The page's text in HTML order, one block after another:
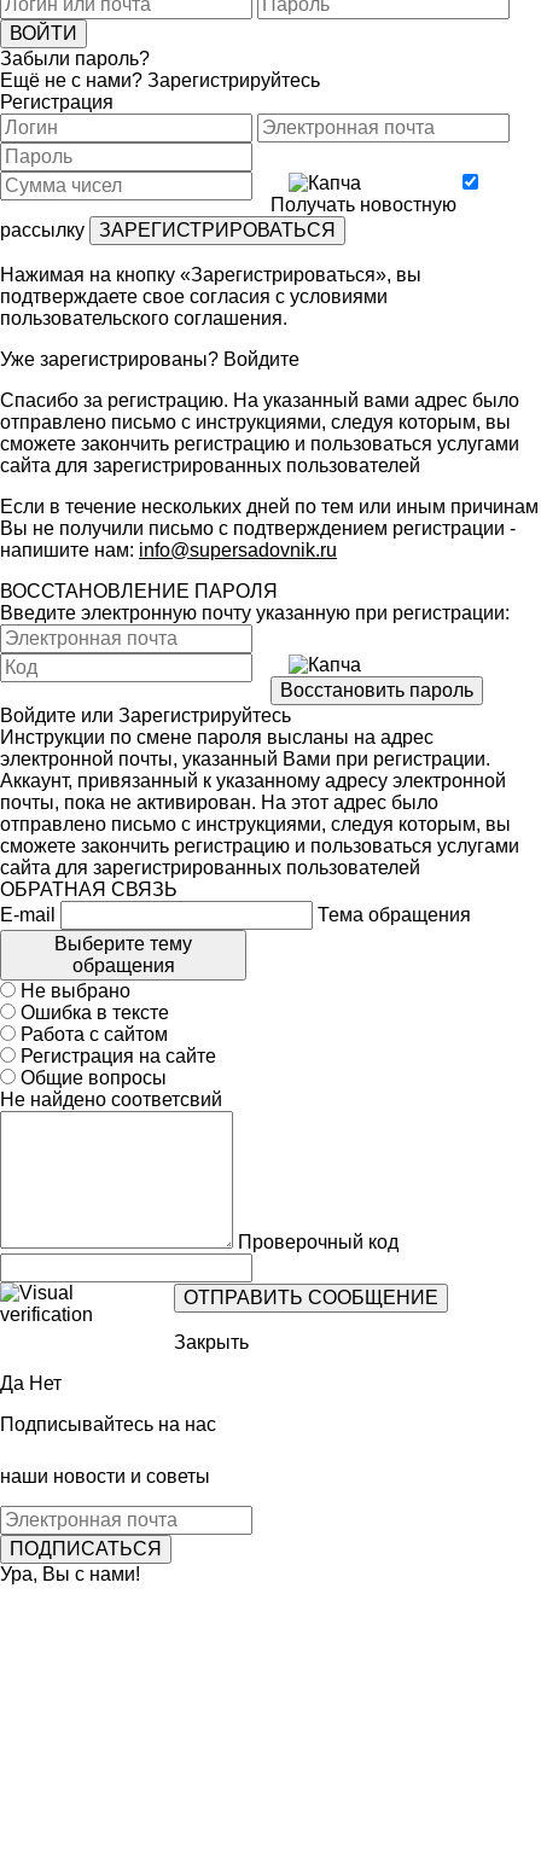
Забыли пароль?
Ещё не с нами? Зарегистрируйтесь
Регистрация
Получать новостную
рассылку
Нажимая на кнопку «Зарегистрироваться», вы
подтверждаете свое согласия с условиями
пользовательского соглашения.
Уже зарегистрированы? Войдите
Спасибо за регистрацию. На указанный вами адрес было
отправлено письмо с инструкциями, следуя которым, вы
сможете закончить регистрацию и пользоваться услугами
сайта для зарегистрированных пользователей
Если в течение нескольких дней по тем или иным причинам
Вы не получили письмо с подтверждением регистрации -
напишите нам: info@supersadovnik.ru
ВОССТАНОВЛЕНИЕ ПАРОЛЯ
Введите электронную почту указанную при регистрации:
Войдите или Зарегистрируйтесь
Инструкции по смене пароля высланы на адрес
электронной почты, указанный Вами при регистрации.
Аккаунт, привязанный к указанному адресу электронной
почты, пока не активирован. На этот адрес было
отправлено письмо с инструкциями, следуя которым, вы
сможете закончить регистрацию и пользоваться услугами
сайта для зарегистрированных пользователей
ОБРАТНАЯ СВЯЗЬ
E-mail
Тема обращения
Выберите тему
обращения
Не выбрано
Ошибка в тексте
Работа с сайтом
Регистрация на сайте
Общие вопросы
Не найдено соответсвий
Проверочный код
Закрыть
Да Нет
Подписывайтесь на нас
наши новости и советы
Ура, Вы с нами!